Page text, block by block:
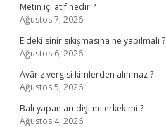
Metin içi atıf nedir ?
Ağustos 7, 2026
Eldeki sinir sıkışmasına ne yapılmalı ?
Ağustos 6, 2026
Avârız vergisi kimlerden alınmaz ?
Ağustos 5, 2026
Balı yapan arı dişi mi erkek mi ?
Ağustos 4, 2026